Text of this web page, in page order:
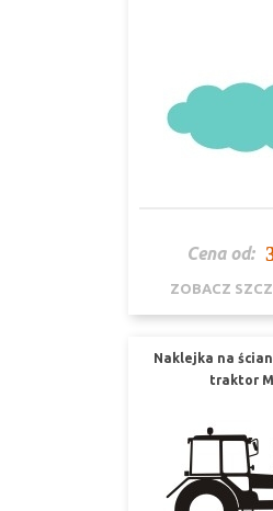
Cena od:
ZOBACZ
Naklejka na
traktor